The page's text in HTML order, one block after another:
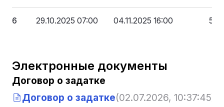
6 29.10.2025 07:00 04.11.2025 16:00 50
Электронные документы
Договор о задатке
Договор о задатке(02.07.2026, 10:37:45)